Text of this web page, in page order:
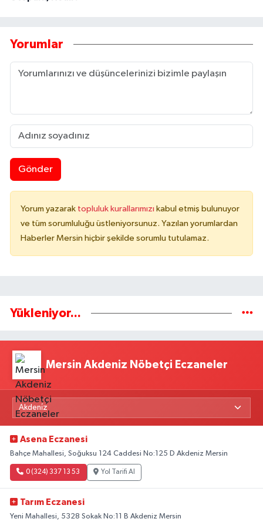
Yorumlar
Gönder
Yorum yazarak topluluk kurallarımızı kabul etmiş bulunuyor
ve tüm sorumluluğu üstleniyorsunuz. Yazılan yorumlardan
Haberler Mersin hiçbir şekilde sorumlu tutulamaz.
Yükleniyor...
Mersin Akdeniz Nöbetçi Eczaneler
Asena Eczanesi
Bahçe Mahallesi, Soğuksu 124 Caddesi No:125 D Akdeniz Mersin
0 (324) 337 13 53 Yol Tarifi Al
Tarım Eczanesi
Yeni Mahallesi, 5328 Sokak No:11 B Akdeniz Mersin